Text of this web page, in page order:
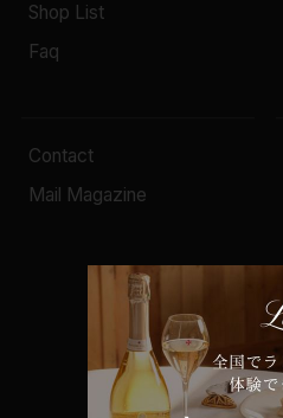
Shop List
Faq
Contact
Mail Magazine